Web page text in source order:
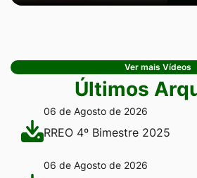
Ver mais Vídeos
Últimos
06 de Agosto de 2026
RREO 4º Bimestre 2025
06 de Agosto de 2026